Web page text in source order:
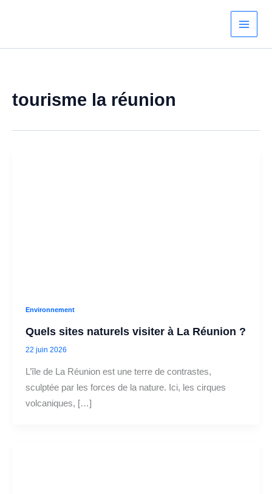
tourisme la réunion
Environnement
Quels sites naturels visiter à La Réunion ?
22 juin 2026
L’île de La Réunion est une terre de contrastes,
sculptée par les forces de la nature. Ici, les cirques
volcaniques, […]